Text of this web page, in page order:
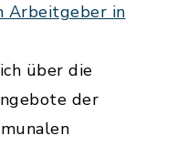
Arbeitgeber in
über die
der